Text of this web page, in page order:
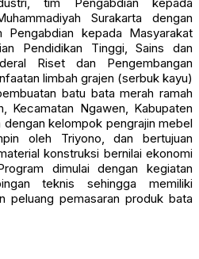
Surakarta dengan
Pengabdian kepada Masyarakat
Pendidikan Tinggi, Sains dan
Riset dan Pengembangan
limbah grajen (serbuk kayu)
batu bata merah ramah
Kecamatan Ngawen, Kabupaten
kelompok pengrajin mebel
oleh Triyono, dan bertujuan
konstruksi bernilai ekonomi
dimulai dengan kegiatan
teknis sehingga memiliki
peluang pemasaran produk bata